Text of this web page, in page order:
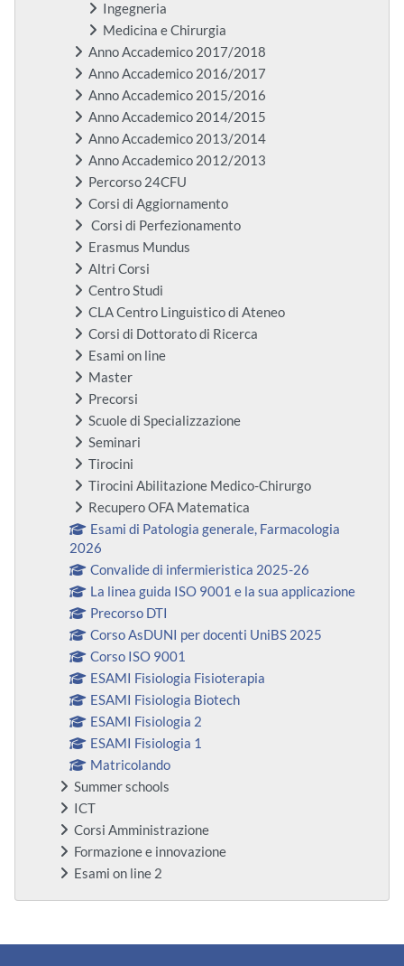
Ingegneria
Medicina e Chirurgia
Anno Accademico 2017/2018
Anno Accademico 2016/2017
Anno Accademico 2015/2016
Anno Accademico 2014/2015
Anno Accademico 2013/2014
Anno Accademico 2012/2013
Percorso 24CFU
Corsi di Aggiornamento
Corsi di Perfezionamento
Erasmus Mundus
Altri Corsi
Centro Studi
CLA Centro Linguistico di Ateneo
Corsi di Dottorato di Ricerca
Esami on line
Master
Precorsi
Scuole di Specializzazione
Seminari
Tirocini
Tirocini Abilitazione Medico-Chirurgo
Recupero OFA Matematica
Esami di Patologia generale, Farmacologia
2026
Convalide di infermieristica 2025-26
La linea guida ISO 9001 e la sua applicazione
Precorso DTI
Corso AsDUNI per docenti UniBS 2025
Corso ISO 9001
ESAMI Fisiologia Fisioterapia
ESAMI Fisiologia Biotech
ESAMI Fisiologia 2
ESAMI Fisiologia 1
Matricolando
Summer schools
ICT
Corsi Amministrazione
Formazione e innovazione
Esami on line 2
Ergänzungsblöcke